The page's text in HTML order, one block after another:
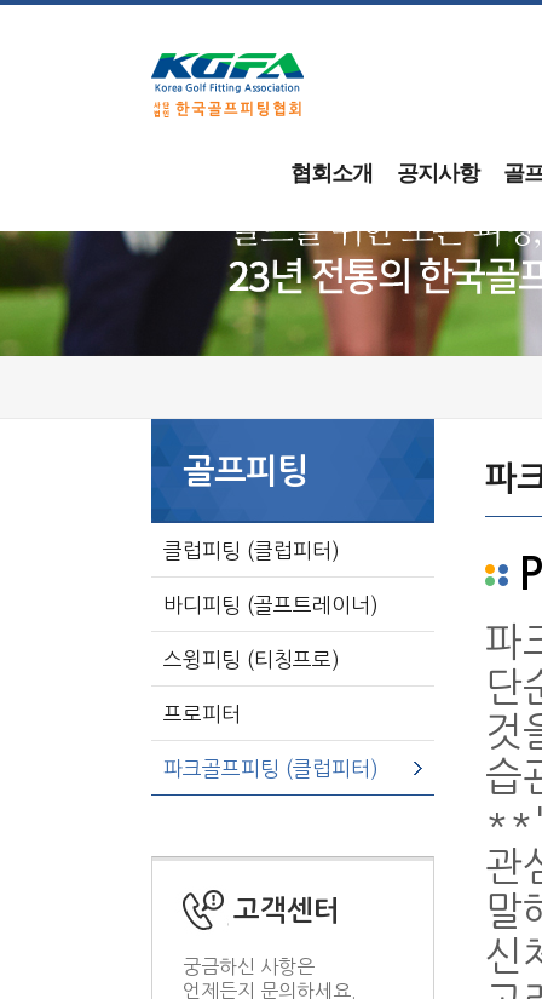
협회소개 공지사항 골
골프피팅
클럽피팅 (클럽피터)
바디피팅 (골프트레이너)
스윙피팅 (티칭프로)
프로피터
파크골프피팅 (클럽피터)
고객센터
궁금하신 사항은
언제든지 문의하세요.
파
파
단
것
습
**'
관
말
신